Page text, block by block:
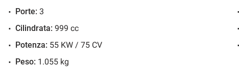
Porte: 3
Cilindrata: 999 cc
Potenza: 55 KW / 75 CV
Peso: 1.055 kg